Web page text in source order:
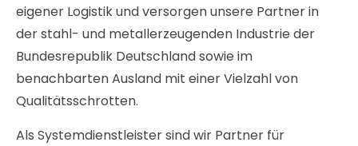
eigener Logistik und versorgen unsere Partner in
der stahl- und metallerzeugenden Industrie der
Bundesrepublik Deutschland sowie im
benachbarten Ausland mit einer Vielzahl von
Qualitätsschrotten.
Als Systemdienstleister sind wir Partner für